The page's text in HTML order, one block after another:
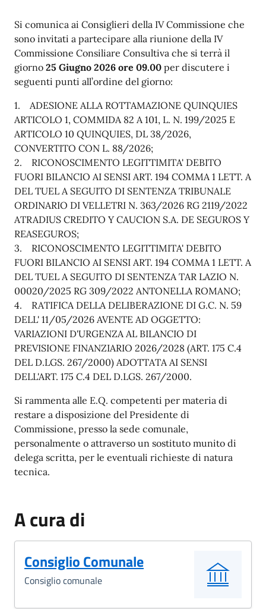
Si comunica ai Consiglieri della IV Commissione che
sono invitati a partecipare alla riunione della IV
Commissione Consiliare Consultiva che si terrà il
giorno 25 Giugno 2026 ore 09.00 per discutere i
seguenti punti all’ordine del giorno:
1. ADESIONE ALLA ROTTAMAZIONE QUINQUIES
ARTICOLO 1, COMMIDA 82 A 101, L. N. 199/2025 E
ARTICOLO 10 QUINQUIES, DL 38/2026,
CONVERTITO CON L. 88/2026;
2. RICONOSCIMENTO LEGITTIMITA' DEBITO
FUORI BILANCIO AI SENSI ART. 194 COMMA 1 LETT. A
DEL TUEL A SEGUITO DI SENTENZA TRIBUNALE
ORDINARIO DI VELLETRI N. 363/2026 RG 2119/2022
ATRADIUS CREDITO Y CAUCION S.A. DE SEGUROS Y
REASEGUROS;
3. RICONOSCIMENTO LEGITTIMITA' DEBITO
FUORI BILANCIO AI SENSI ART. 194 COMMA 1 LETT. A
DEL TUEL A SEGUITO DI SENTENZA TAR LAZIO N.
00020/2025 RG 309/2022 ANTONELLA ROMANO;
4. RATIFICA DELLA DELIBERAZIONE DI G.C. N. 59
DELL' 11/05/2026 AVENTE AD OGGETTO:
VARIAZIONI D'URGENZA AL BILANCIO DI
PREVISIONE FINANZIARIO 2026/2028 (ART. 175 C.4
DEL D.LGS. 267/2000) ADOTTATA AI SENSI
DELL'ART. 175 C.4 DEL D.LGS. 267/2000.
Si rammenta alle E.Q. competenti per materia di
restare a disposizione del Presidente di
Commissione, presso la sede comunale,
personalmente o attraverso un sostituto munito di
delega scritta, per le eventuali richieste di natura
tecnica.
A cura di
Consiglio Comunale
Consiglio comunale